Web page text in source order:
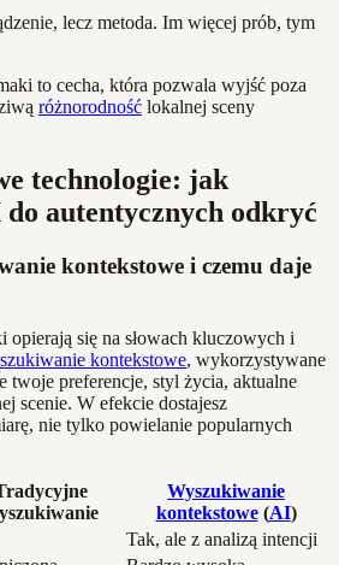
lecz metoda. Im więcej prób, tym
to cecha, która pozwala wyjść poza
różnorodność lokalnej sceny
technologie: jak
autentycznych odkryć
kontekstowe i czemu daje
się na słowach kluczowych i
kontekstowe, wykorzystywane
twoje preferencje, styl życia, aktualne
scenie. W efekcie dostajesz
nie tylko powielanie popularnych
Wyszukiwanie
kontekstowe(AI)
Tak, ale z analizą intencji